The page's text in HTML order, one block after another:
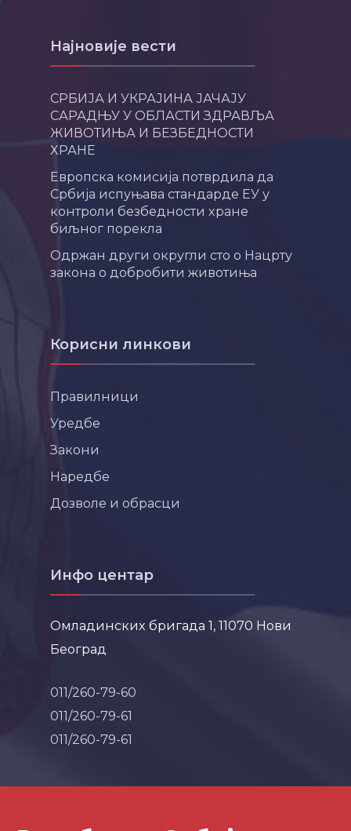
Најновије вести
СРБИЈА И УКРАЈИНА ЈАЧАЈУ
САРАДЊУ У ОБЛАСТИ ЗДРАВЉА
ЖИВОТИЊА И БЕЗБЕДНОСТИ
ХРАНЕ
Европска комисија потврдила да
Србија испуњава стандарде ЕУ у
контроли безбедности хране
биљног порекла
Одржан други округли сто о Нацрту
закона о добробити животиња
Корисни линкови
Правилници
Уредбе
Закони
Наредбе
Дозволе и обрасци
Инфо центар
Омладинских бригада 1, 11070 Нови
Београд
011/260-79-60
011/260-79-61
011/260-79-61